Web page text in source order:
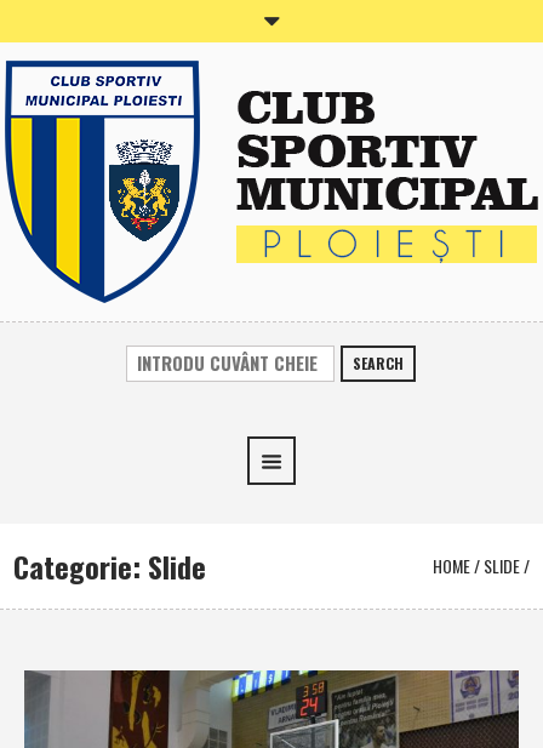
SEARCH
Categorie: Slide HOME/SLIDE/